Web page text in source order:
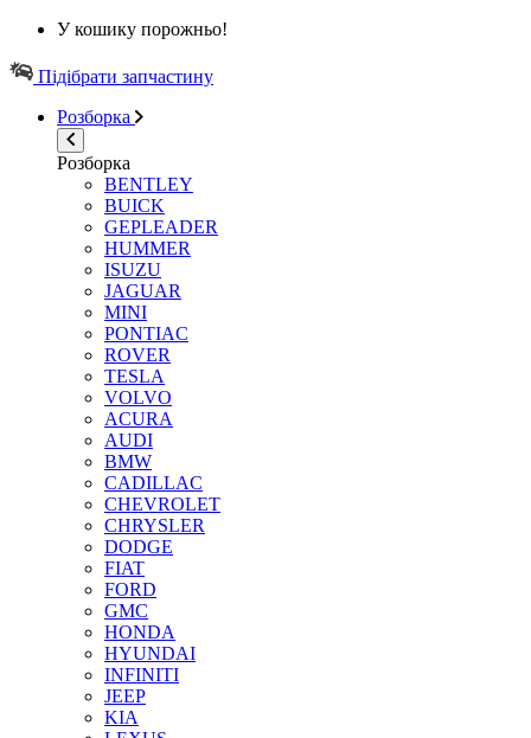
У кошику порожньо!
Підібрати запчастину
Розборка
Розборка
BENTLEY
BUICK
GEPLEADER
HUMMER
ISUZU
JAGUAR
MINI
PONTIAC
ROVER
TESLA
VOLVO
ACURA
AUDI
BMW
CADILLAC
CHEVROLET
CHRYSLER
DODGE
FIAT
FORD
GMC
HONDA
HYUNDAI
INFINITI
JEEP
KIA